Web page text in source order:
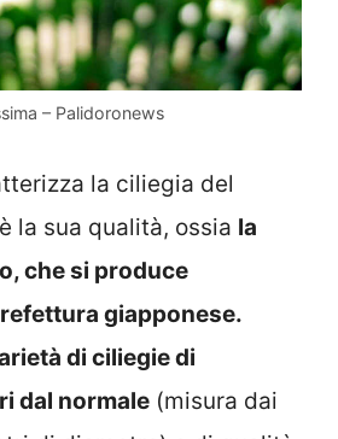
– Palidoronews
la ciliegia del
la sua qualità, ossia la
che si produce
giapponese.
di ciliegie di
dal normale (misura dai